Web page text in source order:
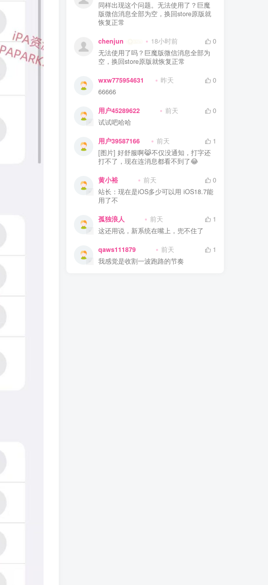
同样出现这个问题。无法使用了？巨魔
版微信消息全部为空，换回store原版就
恢复正常
chenjun 18小时前
0
无法使用了吗？巨魔版微信消息全部为
空，换回store原版就恢复正常
wxw775954631 昨天
0
66666
用户45289622 前天
0
试试吧哈哈
用户39587166 前天
1
[图片] 好舒服啊😹不仅没通知，打字还
打不了，现在连消息都看不到了😂
黄小裕 前天
0
站长：现在是iOS多少可以用 iOS18.7能
用了不
孤独浪人 前天
1
这还用说，新系统在嘴上，兜不住了
qaws111879 前天
1
我感觉是收割一波跑路的节奏